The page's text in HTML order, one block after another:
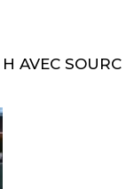
AVEC SOURC